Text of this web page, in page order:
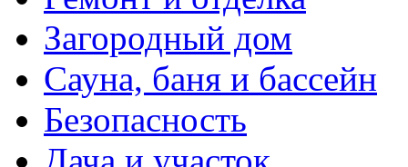
Загородный дом
Сауна, баня и бассейн
Безопасность